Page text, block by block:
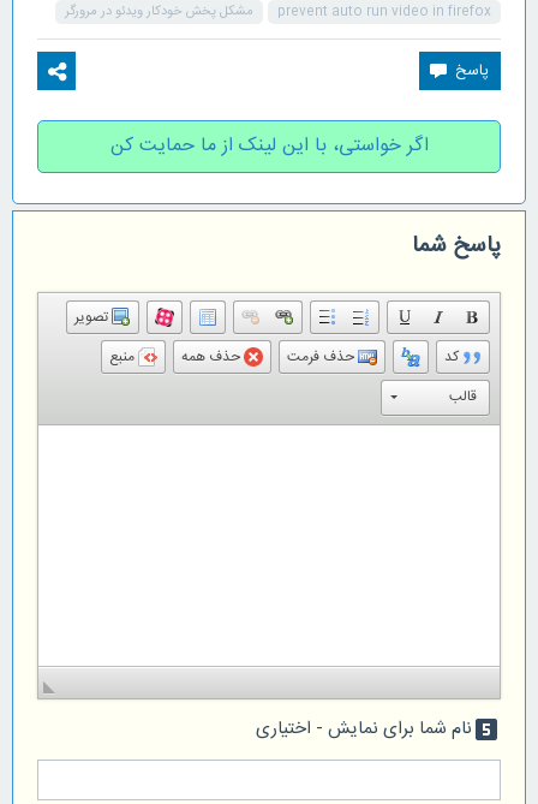
prevent auto run video in firefox
مشکل پخش خودکار ویدئو در مرورگر
اگر خواستی، با این لینک از ما حمایت کن
پاسخ شما
تصویر
کد
حذف فرمت حذف همه
منبع
قالب
looks_5نام شما برای نمایش - اختیاری